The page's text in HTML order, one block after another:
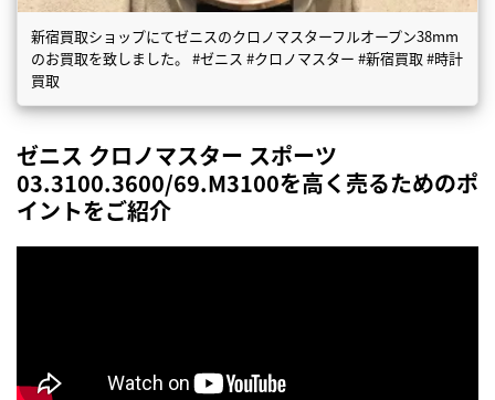
新宿買取ショップにてゼニスのクロノマスターフルオープン38mm
のお買取を致しました。 #ゼニス #クロノマスター #新宿買取 #時計
買取
ゼニス クロノマスター スポーツ
03.3100.3600/69.M3100を高く売るためのポ
イントをご紹介